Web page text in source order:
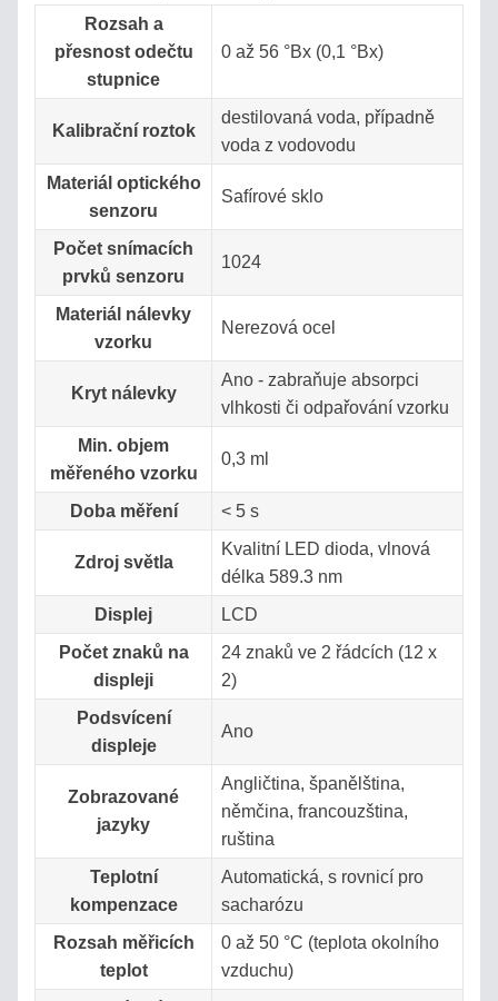
Rozsah a
přesnost odečtu
stupnice
0 až 56 °Bx (0,1 °Bx)
Kalibrační roztok
destilovaná voda, případně
voda z vodovodu
Materiál optického
senzoru
Safírové sklo
Počet snímacích
prvků senzoru
1024
Materiál nálevky
vzorku
Nerezová ocel
Kryt nálevky
Ano - zabraňuje absorpci
vlhkosti či odpařování vzorku
Min. objem
měřeného vzorku
0,3 ml
Doba měření < 5 s
Zdroj světla
Kvalitní LED dioda, vlnová
délka 589.3 nm
Displej
LCD
Počet znaků na
displeji
24 znaků ve 2 řádcích (12 x
2)
Podsvícení
displeje
Ano
Zobrazované
jazyky
Angličtina, španělština,
němčina, francouzština,
ruština
Teplotní
kompenzace
Automatická, s rovnicí pro
sacharózu
Rozsah měřicích
teplot
0 až 50 °C (teplota okolního
vzduchu)
VÝPOČET
SALINITY
ROZTOKU
OBSAHU
MLÉKU
Vyhledávání
Přihlášení
uživatele
Zapomenuté
heslo
OK